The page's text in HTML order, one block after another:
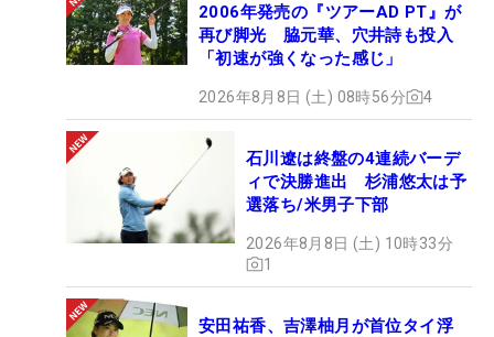
2006年発売の『ツアーAD PT』が
再び脚光 脇元華、穴井詩も投入
「初速が強くなった感じ」
2026年8月8日 (土) 08時56分 4
石川遼は終盤の4連続バーデ
ィで決勝進出 杉浦悠太は予
選落ち/米男子下部
2026年8月8日 (土) 10時33分
1
安田祐香、吉澤柚月が首位タイ浮